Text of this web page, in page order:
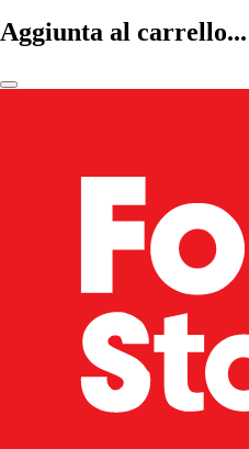
Aggiunta al carrello...